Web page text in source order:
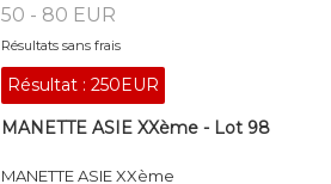
50 - 80 EUR
Résultats sans frais
Résultat : 250EUR
MANETTE ASIE XXème - Lot 98
MANETTE ASIE XXème